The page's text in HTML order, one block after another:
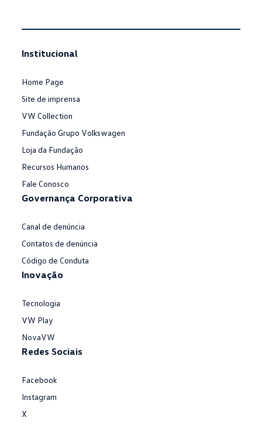
Institucional
Home Page
Site de imprensa
VW Collection
Fundação Grupo Volkswagen
Loja da Fundação
Recursos Humanos
Fale Conosco
Governança Corporativa
Canal de denúncia
Contatos de denúncia
Código de Conduta
Inovação
Tecnologia
VW Play
NovaVW
Redes Sociais
Facebook
Instagram
X